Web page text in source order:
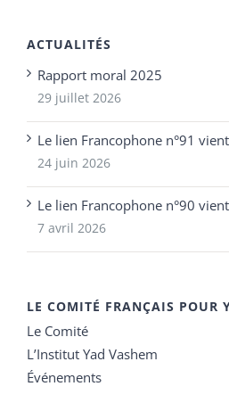
ACTUALITÉS
Rapport moral 2025
29 juillet 2026
Le lien Francophone n°91
24 juin 2026
Le lien Francophone n°90
7 avril 2026
LE COMITÉ FRANÇAIS POUR
Le Comité
L’Institut Yad Vashem
Événements